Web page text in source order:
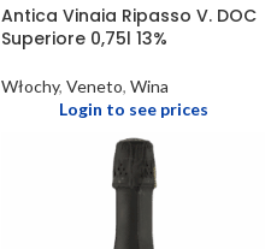
Antica Vinaia Ripasso V. DOC
Superiore 0,75l 13%
Włochy, Veneto, Wina
Login to see prices